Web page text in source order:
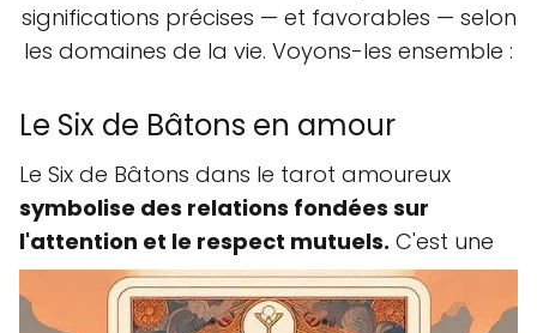
significations précises — et favorables — selon
les domaines de la vie. Voyons-les ensemble :
Le Six de Bâtons en amour
Le Six de Bâtons dans le tarot amoureux
symbolise des relations fondées sur
l'attention et le respect mutuels. C'est une